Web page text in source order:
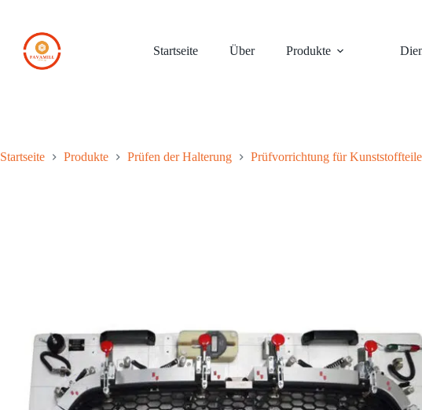
springen
Startseite
Über Produkte
Startseite Produkte Prüfen der Halterung Prüfvorrichtung für Kunststoffteile